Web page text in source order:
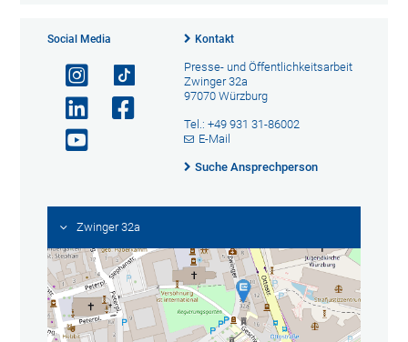
Social Media Kontakt
Presse- und Öffentlichkeitsarbeit
Zwinger 32a
97070 Würzburg
Tel.: +49 931 31-86002
E-Mail
Suche Ansprechperson
Zwinger 32a